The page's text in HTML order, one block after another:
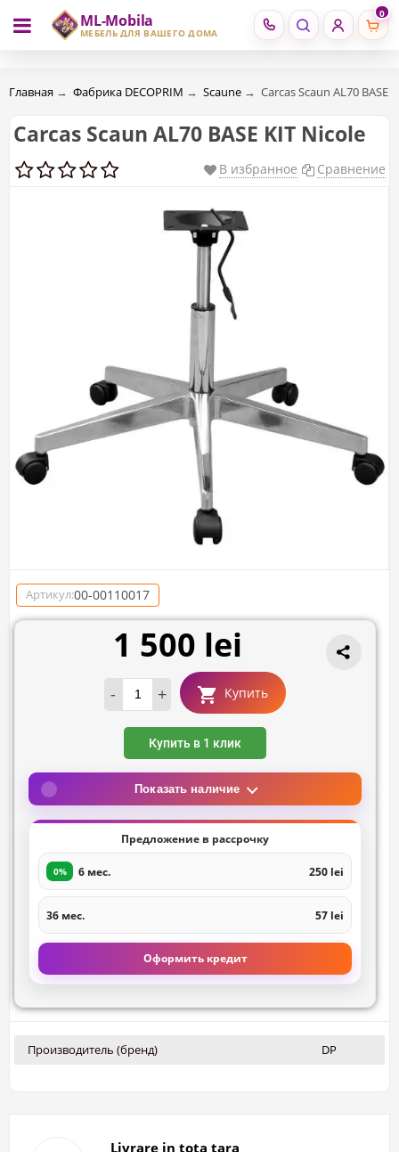
ML-Mobila
МЕБЕЛЬ ДЛЯ ВАШЕГО ДОМА
0
RU RO
Главная → Фабрика DECOPRIM → Scaune → Carcas Scaun AL70 BASE
Carcas Scaun AL70 BASE KIT Nicole
В избранное Сравнение
Артикул:00-00110017
1 500 lei
- + Купить
Купить в 1 клик
Показать наличие
Предложение в рассрочку
0% 6 мес. 250 lei
36 мес. 57 lei
Оформить кредит
Производитель (бренд) DP
Livrare in tota tara